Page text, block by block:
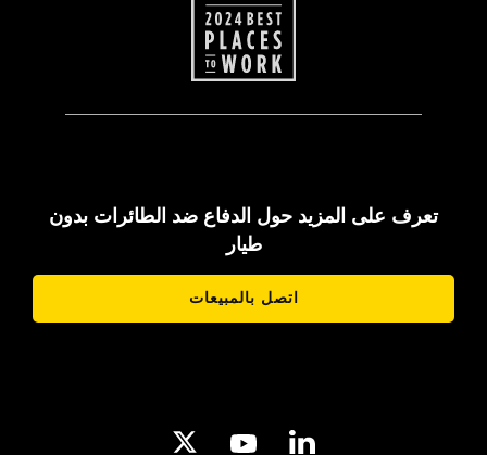
تعرف على المزيد حول الدفاع ضد الطائرات بدون
طيار
اتصل بالمبيعات